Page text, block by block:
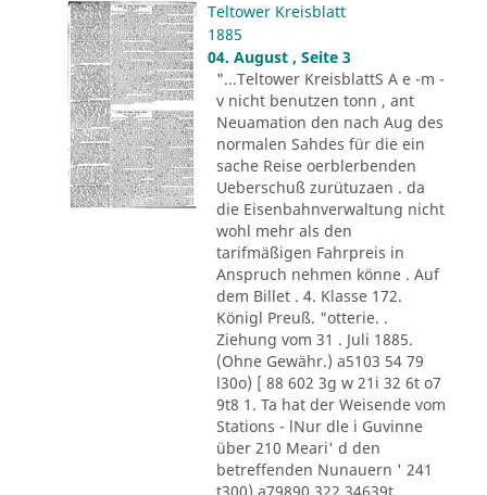
Teltower Kreisblatt
1885
04. August , Seite 3
"...Teltower KreisblattS A e -m -
v nicht benutzen tonn , ant
Neuamation den nach Aug des
normalen Sahdes für die ein
sache Reise oerblerbenden
Ueberschuß zurütuzaen . da
die Eisenbahnverwaltung nicht
wohl mehr als den
tarifmäßigen Fahrpreis in
Anspruch nehmen könne . Auf
dem Billet . 4. Klasse 172.
Königl Preuß. "otterie. .
Ziehung vom 31 . Juli 1885.
(Ohne Gewähr.) a5103 54 79
l30o) [ 88 602 3g w 21i 32 6t o7
9t8 1. Ta hat der Weisende vom
Stations - lNur dle i Guvinne
über 210 Meari' d den
betreffenden Nunauern ' 241